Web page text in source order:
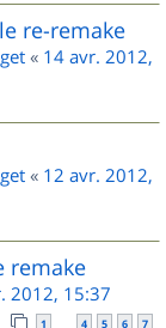
re-remake
« 14 avr. 2012,
« 12 avr. 2012,
remake
2012, 15:37
1 4 5 6 7